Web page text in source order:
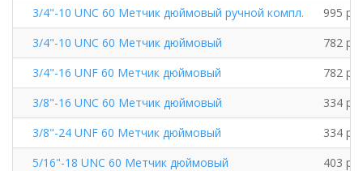
3/4"-10 UNC 60 Метчик дюймовый ручной компл.
995
3/4"-10 UNС 60 Метчик дюймовый
782
3/4"-16 UNF 60 Метчик дюймовый
782
3/8"-16 UNC 60 Метчик дюймовый
334
3/8"-24 UNF 60 Метчик дюймовый
334
5/16"-18 UNC 60 Метчик дюймовый
403